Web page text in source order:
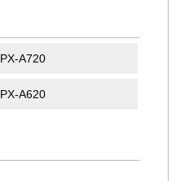
PX-A720
PX-A620